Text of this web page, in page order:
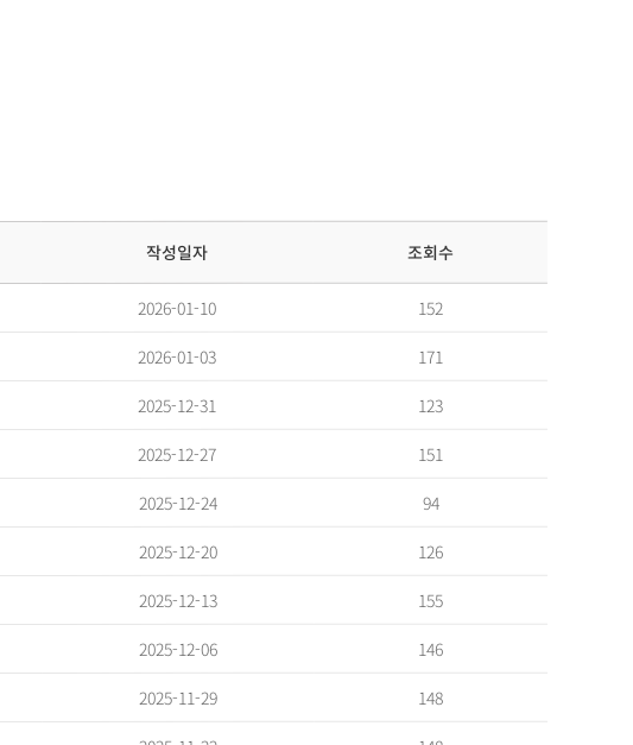
작성일자 조회수
2026-01-10 152
2026-01-03 171
2025-12-31 123
2025-12-27 151
2025-12-24 94
2025-12-20 126
2025-12-13 155
2025-12-06 146
2025-11-29 148